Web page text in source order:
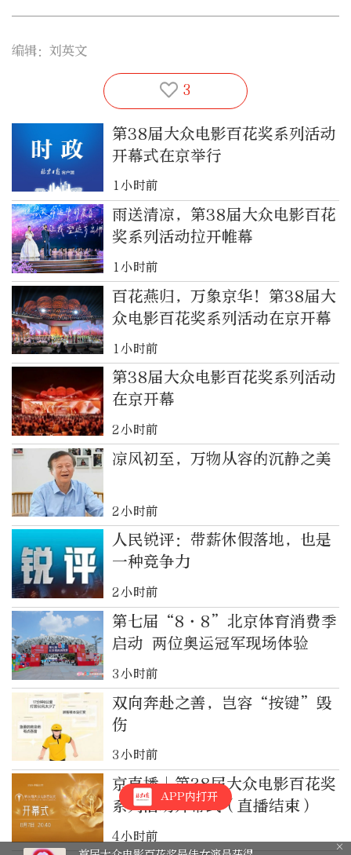
编辑：刘英文
3
第38届大众电影百花奖系列活动
开幕式在京举行
1小时前
雨送清凉，第38届大众电影百花
奖系列活动拉开帷幕
1小时前
百花燕归，万象京华！第38届大
众电影百花奖系列活动在京开幕
1小时前
第38届大众电影百花奖系列活动
在京开幕
2小时前
凉风初至，万物从容的沉静之美
2小时前
人民锐评：带薪休假落地，也是
一种竞争力
2小时前
第七届“8·8”北京体育消费季
启动 两位奥运冠军现场体验
3小时前
双向奔赴之善，岂容“按键”毁
伤
3小时前
京直播｜第38届大众电影百花奖
系列活动开幕式（直播结束）
4小时前
APP内打开